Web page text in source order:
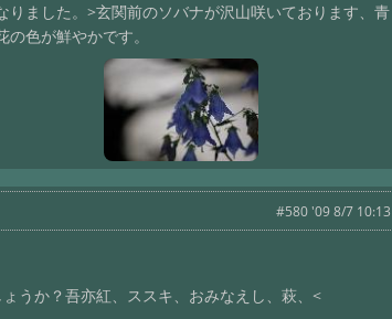
ました。>玄関前のソバナが沢山咲いております、青
色が鮮やかです。
#580 '09 8/7 10:13
うか？吾亦紅、ススキ、おみなえし、萩、<